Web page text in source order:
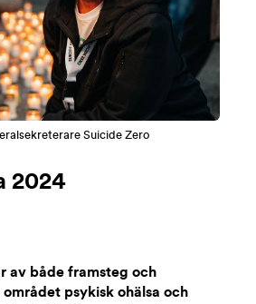
Suicide Zero
2024
av både framsteg och
psykisk ohälsa och